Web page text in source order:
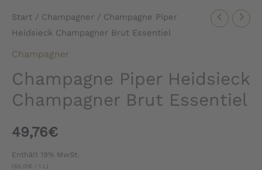
Start / Champagner / Champagne Piper
Heidsieck Champagner Brut Essentiel
Champagner
Champagne Piper Heidsieck
Champagner Brut Essentiel
49,76€
Enthält 19% MwSt.
(65,01€ / 1 L)